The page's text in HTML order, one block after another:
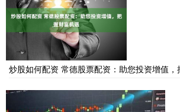
炒股如何配资 常德股票配资：助您投资增值，